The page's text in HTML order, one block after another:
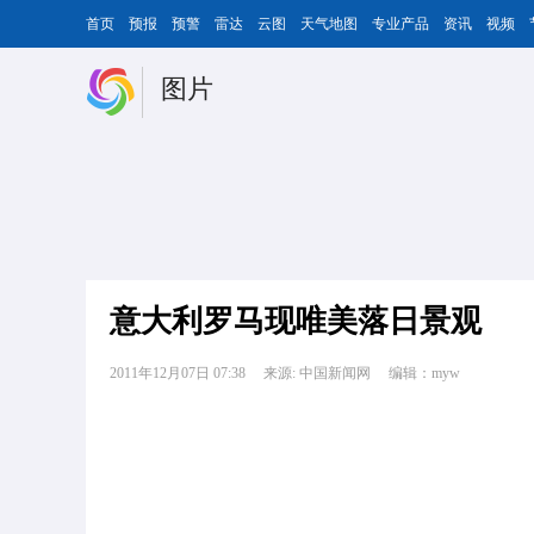
首页 预报 预警 雷达 云图 天气地图 专业产品 资讯 视频
图片
意大利罗马现唯美落日景观
2011年12月07日 07:38 来源: 中国新闻网 编辑：myw